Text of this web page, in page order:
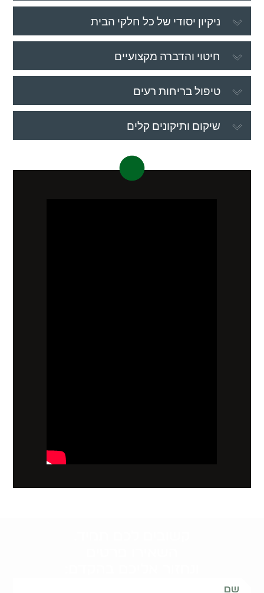
ניקיון יסודי של כל חלקי הבית
חיטוי והדברה מקצועיים
טיפול בריחות רעים
שיקום ותיקונים קלים